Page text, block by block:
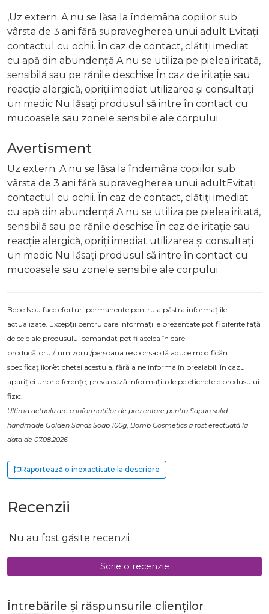
,Uz extern. A nu se lăsa la îndemâna copiilor sub
vârsta de 3 ani fără supravegherea unui adult Evitați
contactul cu ochii. În caz de contact, clătiți imediat
cu apă din abundență A nu se utiliza pe pielea iritată,
sensibilă sau pe rănile deschise În caz de iritație sau
reacție alergică, opriți imediat utilizarea și consultați
un medic Nu lăsați produsul să intre în contact cu
mucoasele sau zonele sensibile ale corpului
Avertisment
Uz extern. A nu se lăsa la îndemâna copiilor sub
vârsta de 3 ani fără supravegherea unui adultEvitați
contactul cu ochii. În caz de contact, clătiți imediat
cu apă din abundență A nu se utiliza pe pielea iritată,
sensibilă sau pe rănile deschise În caz de iritație sau
reacție alergică, opriți imediat utilizarea și consultați
un medic Nu lăsați produsul să intre în contact cu
mucoasele sau zonele sensibile ale corpului
Bebe Nou face eforturi permanente pentru a păstra informațiile
actualizate. Excepții pentru care informațiile prezentate pot fi diferite față
de cele ale produsului comandat pot fi acelea în care
producătorul/furnizorul/persoana responsabilă aduce modificări
specificațiilor/etichetei acestuia, fără a ne informa în prealabil. În cazul
apariției unor diferențe, prevalează informația de pe etichetele produsului
fizic.
Ultima actualizare a informațiilor de prezentare pentru Sapun solid
handmade Golden Sands Soap 100g, Bomb Cosmetics a fost efectuată la
data de 07.08.2026
Raportează o inexactitate la descriere
Recenzii
Nu au fost găsite recenzii
Scrie o recenzie
Întrebările și răspunsurile clienților